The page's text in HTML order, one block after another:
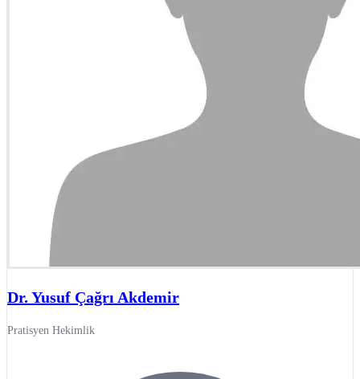
Dr. Yusuf Çağrı Akdemir
Pratisyen Hekimlik